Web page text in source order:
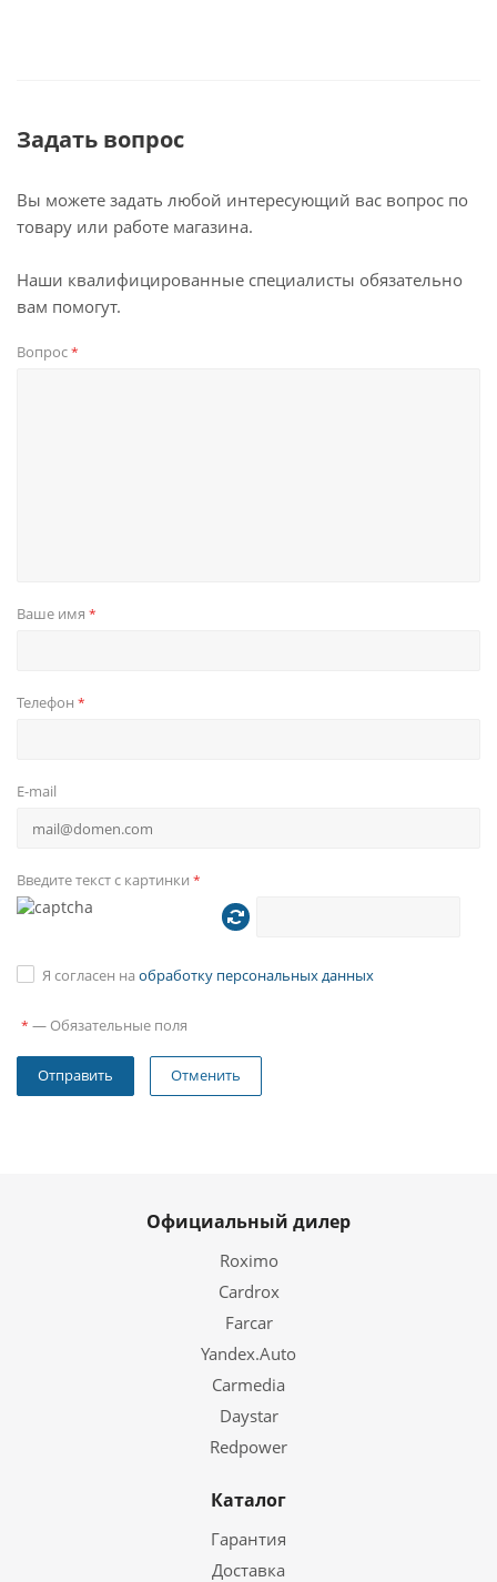
Задать вопрос
Вы можете задать любой интересующий вас вопрос по
товару или работе магазина.
Наши квалифицированные специалисты обязательно
вам помогут.
Вопрос*
Ваше имя *
Телефон *
E-mail
Введите текст с картинки *
Я согласен на обработку персональных данных
* — Обязательные поля
Отменить
Официальный дилер
Roximo
Cardrox
Farcar
Yandex.Auto
Carmedia
Daystar
Redpower
Каталог
Гарантия
Доставка